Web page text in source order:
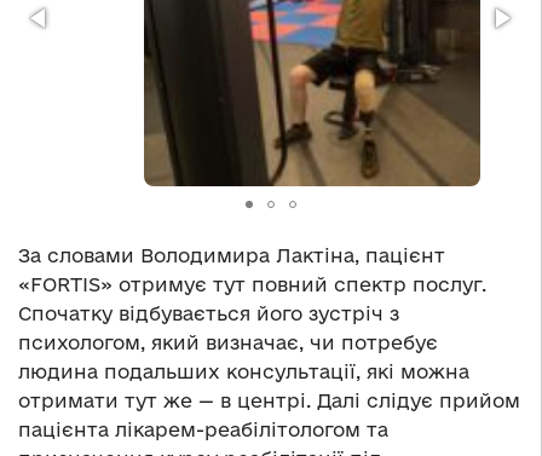
За словами Володимира Лактіна, пацієнт
«FORTIS» отримує тут повний спектр послуг.
Спочатку відбувається його зустріч з
психологом, який визначає, чи потребує
людина подальших консультації, які можна
отримати тут же — в центрі. Далі слідує прийом
пацієнта лікарем-реабілітологом та